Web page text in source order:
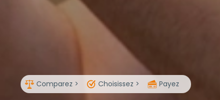
Comparez > Choisissez > Payez